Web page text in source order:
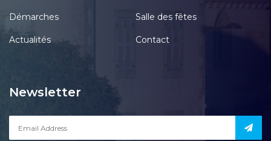
Démarches Salle des fêtes
Actualités Contact
Newsletter